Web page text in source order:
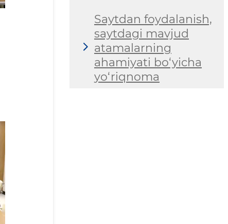
Saytdan foydalanish,
saytdagi mavjud
atamalarning
ahamiyati bo‘yicha
yo‘riqnoma